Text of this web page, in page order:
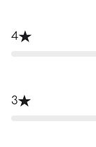
4
3